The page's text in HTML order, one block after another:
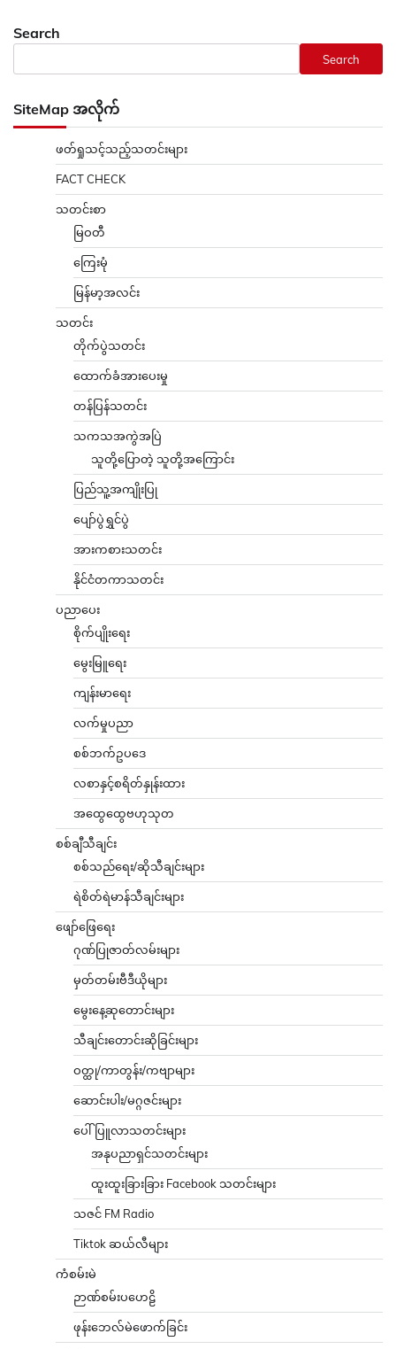
Search
Search
SiteMap အလိုက်
ဖတ်ရှုသင့်သည့်သတင်းများ
FACT CHECK
သတင်းစာ
မြဝတီ
ကြေးမုံ
မြန်မာ့အလင်း
သတင်း
တိုက်ပွဲသတင်း
ထောက်ခံအားပေးမှု
တန်ပြန်သတင်း
သကသအကွဲအပြဲ
သူတို့ပြောတဲ့ သူတို့အကြောင်း
ပြည်သူ့အကျိုးပြု
ပျော်ပွဲရွှင်ပွဲ
အားကစားသတင်း
နိုင်ငံတကာသတင်း
ပညာပေး
စိုက်ပျိုးရေး
မွေးမြူရေး
ကျန်းမာရေး
လက်မှုပညာ
စစ်ဘက်ဥပဒေ
လစာနှင့်စရိတ်နှုန်းထား
အထွေထွေဗဟုသုတ
စစ်ချီသီချင်း
စစ်သည်ရေး/ဆိုသီချင်းများ
ရဲစိတ်ရဲမာန်သီချင်းများ
ဖျော်ဖြေရေး
ဂုဏ်ပြုဇာတ်လမ်းများ
မှတ်တမ်းဗီဒီယိုများ
မွေးနေ့ဆုတောင်းများ
သီချင်းတောင်းဆိုခြင်းများ
ဝတ္ထု/ကာတွန်း/ကဗျာများ
ဆောင်းပါး/မဂ္ဂဇင်းများ
ပေါ်ပြူလာသတင်းများ
အနုပညာရှင်သတင်းများ
ထူးထူးခြားခြား Facebook သတင်းများ
သဇင် FM Radio
Tiktok ဆယ်လီများ
ကံစမ်းမဲ
ဉာဏ်စမ်းပဟေဠိ
ဖုန်းဘေလ်မဲဖောက်ခြင်း